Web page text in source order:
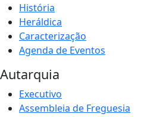
História
Heráldica
Caracterização
Agenda de Eventos
Autarquia
Executivo
Assembleia de Freguesia